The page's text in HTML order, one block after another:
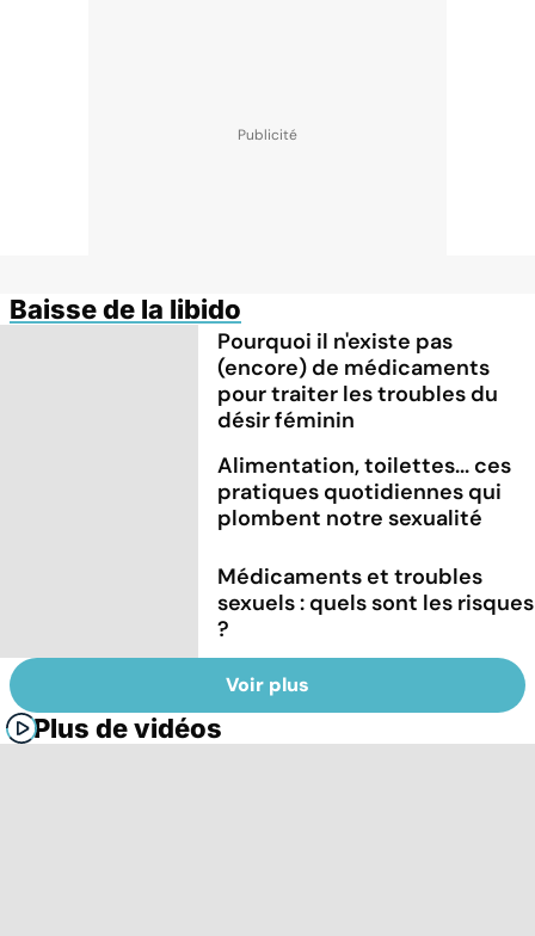
Baisse de la libido
Pourquoi il n'existe pas
(encore) de médicaments
pour traiter les troubles du
désir féminin
Alimentation, toilettes... ces
pratiques quotidiennes qui
plombent notre sexualité
Médicaments et troubles
sexuels : quels sont les risques
?
Voir plus
Plus de vidéos